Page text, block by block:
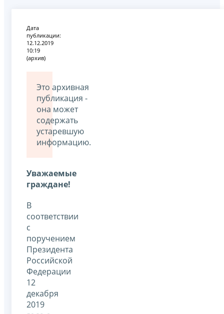
Дата
публикации:
12.12.2019
10:19
(архив)
Это архивная
публикация -
она может
содержать
устаревшую
информацию.
Уважаемые
граждане!
В
соответствии
с
поручением
Президента
Российской
Федерации
12
декабря
2019